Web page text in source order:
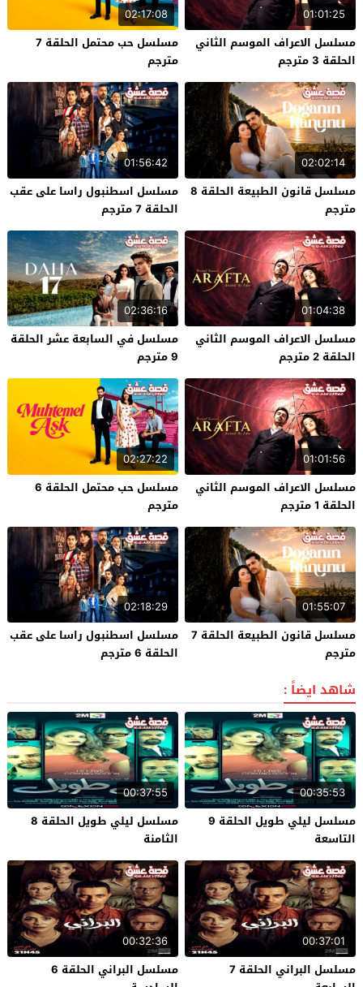
01:01:25
مسلسل الاعراف الموسم الثاني
الحلقة 3 مترجم
02:17:08
مسلسل حب محتمل الحلقة 7
مترجم
02:02:14
مسلسل قانون الطبيعة الحلقة 8
مترجم
01:56:42
مسلسل اسطنبول راسا على عقب
الحلقة 7 مترجم
01:04:38
مسلسل الاعراف الموسم الثاني
الحلقة 2 مترجم
02:36:16
مسلسل في السابعة عشر الحلقة
9 مترجم
01:01:56
مسلسل الاعراف الموسم الثاني
الحلقة 1 مترجم
02:27:22
مسلسل حب محتمل الحلقة 6
مترجم
01:55:07
مسلسل قانون الطبيعة الحلقة 7
مترجم
02:18:29
مسلسل اسطنبول راسا على عقب
الحلقة 6 مترجم
شاهد ايضاً :
00:35:53
مسلسل ليلي طويل الحلقة 9
التاسعة
00:37:55
مسلسل ليلي طويل الحلقة 8
الثامنة
00:37:01
مسلسل البراني الحلقة 7
00:32:36
مسلسل البراني الحلقة 6